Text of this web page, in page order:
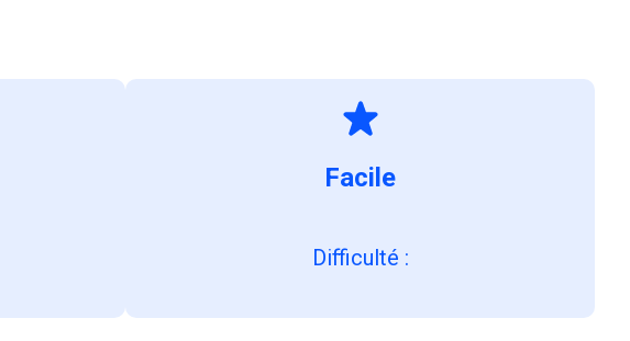
Facile
Difficulté :